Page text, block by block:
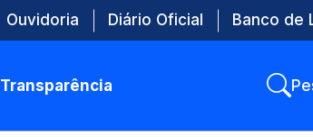
Ouvidoria Diário Oficial Banco de
Transparência